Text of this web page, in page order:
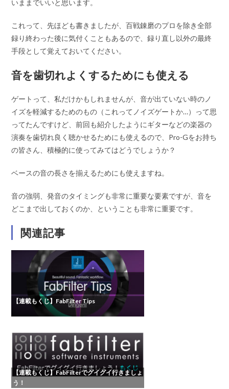
いままでいいと思います。
これって、先ほども書きましたが、百戦錬磨のプロを除き全部
録り終わった後に気付くこともあるので、録り直し以外の最終
手段として覚えておいてください。
音を歯切れよくするためにも使える
ゲートって、私だけかもしれませんが、音が出ていない時のノ
イズを軽減するためのもの（これってノイズゲートか…）って思
ってたんですけど、前回も紹介したようにギターなどの楽器の
演奏を歯切れ良く聴かせるためにも使えるので、Pro-Gをお持ち
の皆さん、積極的に使ってみてはどうでしょうか？
ベースの音の長さを揃えるためにも使えますね。
音の強弱、発音のタイミングも非常に重要な要素ですが、音を
どこまで出しておくのか、ということも非常に重要です。
関連記事
【連載もくじ】FabFilter Tips
【連載もくじ】FabFilterでグイグイ行きましょ
う！